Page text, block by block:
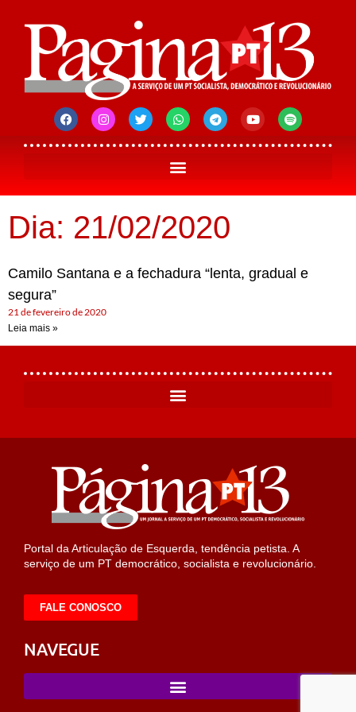
Dia: 21/02/2020
Camilo Santana e a fechadura “lenta, gradual e
segura”
21 de fevereiro de 2020
Leia mais »
Portal da Articulação de Esquerda, tendência petista. A
serviço de um PT democrático, socialista e revolucionário.
FALE CONOSCO
NAVEGUE